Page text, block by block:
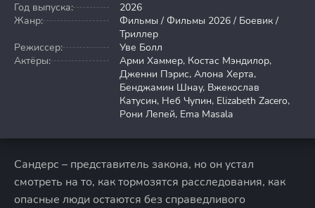
Год выпуска:
2026
Жанр:
Фильмы / Фильмы 2026 / Боевик /
Триллер
Режиссер:
Уве Болл
Актёры:
Арми Хаммер, Костас Мэндилор,
Дженни Пэрис, Алона Херта,
Бенджамин Шнау, Вжекослав
Катусин, Неб Чупин, Elizabeth Zacero,
Рони Лепей, Ema Masala
Сандерс – представитель закона, но он устал
смотреть на то, как тормозятся расследования, как
опасные люди остаются без справедливого